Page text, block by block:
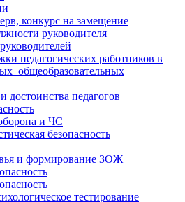
конкурс на замещение
руководителя
педагогических работников в
общеобразовательных
достоинства педагогов
и ЧС
безопасность
и формирование ЗОЖ
тестирование